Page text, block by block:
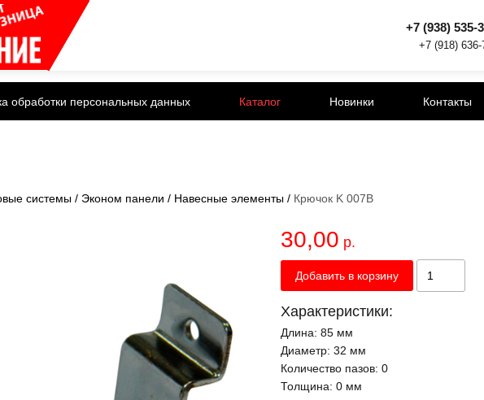
+7 (938) 535-
+7 (918) 636-
обработки персональных данных Каталог Новинки Контакты
системы / Эконом панели / Навесные элементы / Крючок K 007B
30,00 р.
Добавить в корзину
Характеристики:
Длина: 85 мм
Диаметр: 32 мм
Количество пазов: 0
Толщина: 0 мм